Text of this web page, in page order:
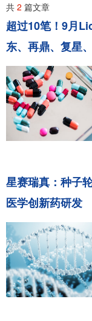
共 2 篇文章
超过10笔！9月
东、再鼎、复星
星赛瑞真：种子
医学创新药研发